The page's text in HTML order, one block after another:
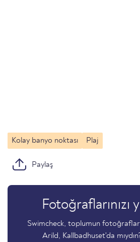
Kolay banyo noktası Plaj
Paylaş
Fotoğraflarınızı
Swimcheck, toplumun
Arild, Kallbadhuset'da